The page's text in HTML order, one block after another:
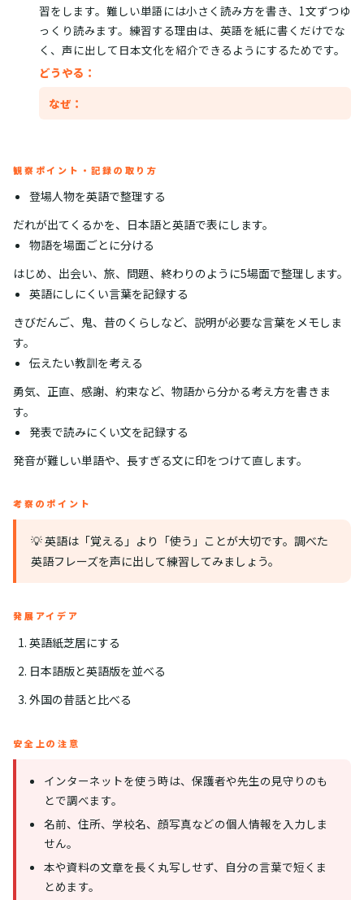
習をします。難しい単語には小さく読み方を書き、1文ずつゆ
っくり読みます。練習する理由は、英語を紙に書くだけでな
く、声に出して日本文化を紹介できるようにするためです。
どうやる：
なぜ：
観察ポイント・記録の取り方
登場人物を英語で整理する
だれが出てくるかを、日本語と英語で表にします。
物語を場面ごとに分ける
はじめ、出会い、旅、問題、終わりのように5場面で整理します。
英語にしにくい言葉を記録する
きびだんご、鬼、昔のくらしなど、説明が必要な言葉をメモしま
す。
伝えたい教訓を考える
勇気、正直、感謝、約束など、物語から分かる考え方を書きま
す。
発表で読みにくい文を記録する
発音が難しい単語や、長すぎる文に印をつけて直します。
考察のポイント
💡 英語は「覚える」より「使う」ことが大切です。調べた
英語フレーズを声に出して練習してみましょう。
発展アイデア
英語紙芝居にする
日本語版と英語版を並べる
外国の昔話と比べる
安全上の注意
インターネットを使う時は、保護者や先生の見守りのも
とで調べます。
名前、住所、学校名、顔写真などの個人情報を入力しま
せん。
本や資料の文章を長く丸写しせず、自分の言葉で短くま
とめます。